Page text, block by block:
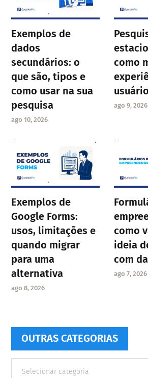
Exemplos de
dados
secundários: o
que são, tipos e
como usar na sua
pesquisa
ago 10, 2026
como
usuário
ago 9, 2026
Exemplos de
Google Forms:
usos, limitações e
quando migrar
para uma
alternativa
ago 8, 2026
como
ideia
com
ago 7, 2026
OUTRAS CATEGORIAS
Categorias